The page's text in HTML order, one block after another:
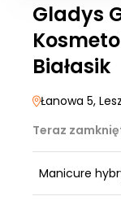
Gladys
Białasik
Łanowa 5,
Teraz
Manicure